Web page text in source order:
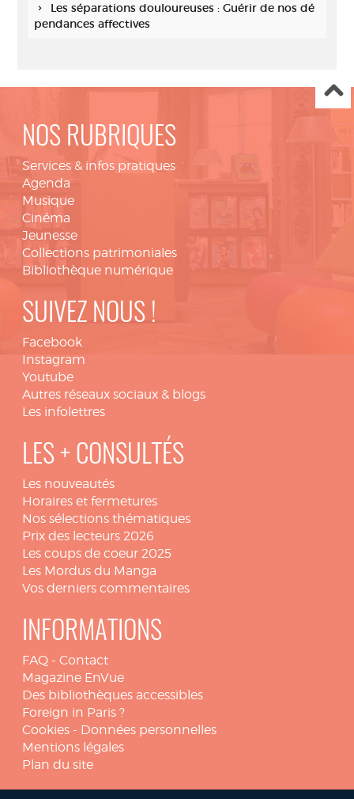
Les séparations douloureuses : Guérir de nos dé
pendances affectives
NOS RUBRIQUES
Services & infos pratiques
Agenda
Musique
Cinéma
Jeunesse
Collections patrimoniales
Bibliothèque numérique
SUIVEZ NOUS !
Facebook
Instagram
Youtube
Autres réseaux sociaux & blogs
Les infolettres
LES + CONSULTÉS
Les nouveautés
Horaires et fermetures
Nos sélections thématiques
Prix des lecteurs 2026
Les coups de coeur 2025
Les Mordus du Manga
Vos derniers commentaires
INFORMATIONS
FAQ - Contact
Magazine EnVue
Des bibliothèques accessibles
Foreign in Paris ?
Cookies - Données personnelles
Mentions légales
Plan du site